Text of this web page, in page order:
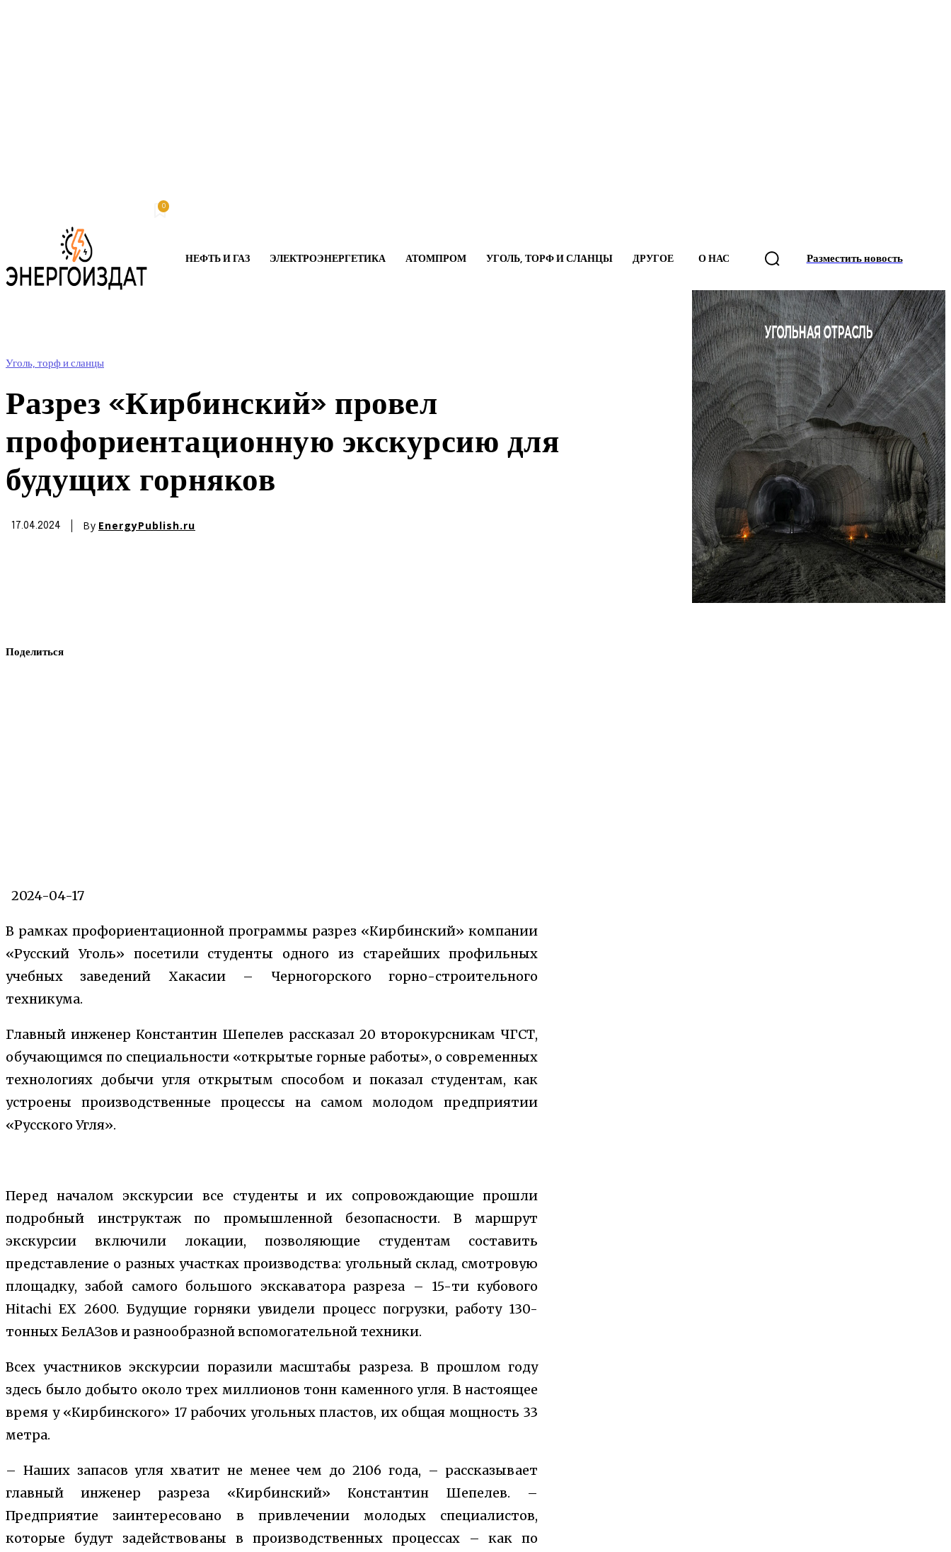
0
НЕФТЬ И ГАЗ ЭЛЕКТРОЭНЕРГЕТИКА АТОМПРОМ УГОЛЬ, ТОРФ И СЛАНЦЫ ДРУГОЕ О НАС Разместить новость
Уголь, торф и сланцы
Разрез «Кирбинский» провел
профориентационную экскурсию для
будущих горняков
17.04.2024 By EnergyPublish.ru
Поделиться
2024-04-17
В рамках профориентационной программы разрез «Кирбинский» компании
«Русский Уголь» посетили студенты одного из старейших профильных
учебных заведений Хакасии – Черногорского горно-строительного
техникума.
Главный инженер Константин Шепелев рассказал 20 второкурсникам ЧГСТ,
обучающимся по специальности «открытые горные работы», о современных
технологиях добычи угля открытым способом и показал студентам, как
устроены производственные процессы на самом молодом предприятии
«Русского Угля».
Перед началом экскурсии все студенты и их сопровождающие прошли
подробный инструктаж по промышленной безопасности. В маршрут
экскурсии включили локации, позволяющие студентам составить
представление о разных участках производства: угольный склад, смотровую
площадку, забой самого большого экскаватора разреза – 15-ти кубового
Hitachi EX 2600. Будущие горняки увидели процесс погрузки, работу 130-
тонных БелАЗов и разнообразной вспомогательной техники.
Всех участников экскурсии поразили масштабы разреза. В прошлом году
здесь было добыто около трех миллионов тонн каменного угля. В настоящее
время у «Кирбинского» 17 рабочих угольных пластов, их общая мощность 33
метра.
– Наших запасов угля хватит не менее чем до 2106 года, – рассказывает
главный инженер разреза «Кирбинский» Константин Шепелев. –
Предприятие заинтересовано в привлечении молодых специалистов,
которые будут задействованы в производственных процессах – как по